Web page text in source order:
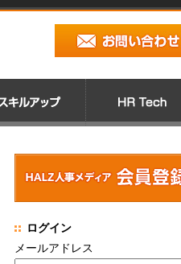
ログイン
メールアドレス